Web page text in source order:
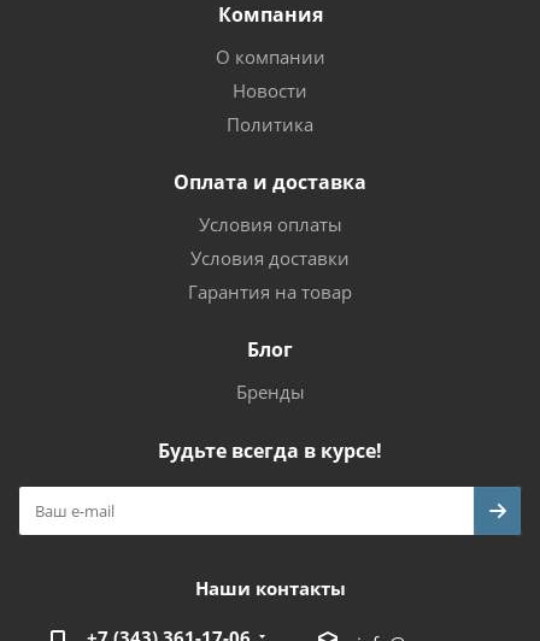
Компания
О компании
Новости
Политика
Оплата и доставка
Условия оплаты
Условия доставки
Гарантия на товар
Блог
Бренды
Будьте всегда в курсе!
Наши контакты